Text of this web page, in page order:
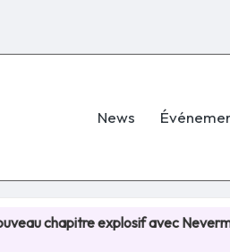
News
explosif avec Nevermind !